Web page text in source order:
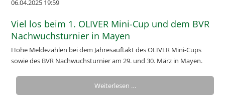
06.04.2025 19:59
Viel los beim 1. OLIVER Mini-Cup und dem BVR
Nachwuchsturnier in Mayen
Hohe Meldezahlen bei dem Jahresauftakt des OLIVER Mini-Cups
sowie des BVR Nachwuchsturnier am 29. und 30. März in Mayen.
Weiterlesen …